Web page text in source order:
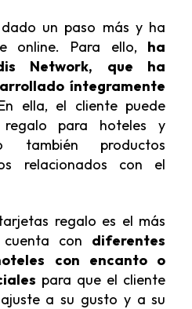
un paso más y ha
online. Para ello, ha
Network, que ha
íntegramente
ella, el cliente puede
para hoteles y
también productos
relacionados con el
regalo es el más
con diferentes
con encanto o
para que el cliente
a su gusto y a su